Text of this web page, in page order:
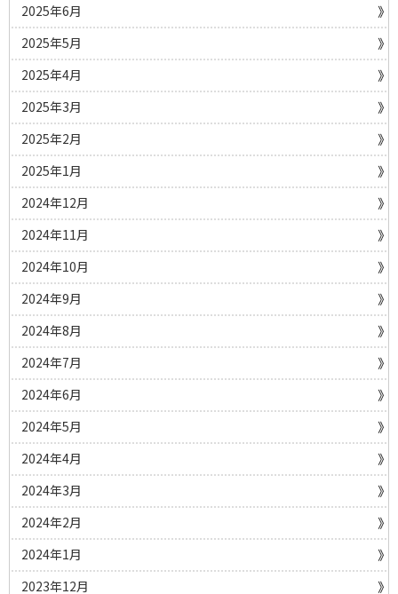
2025年6月
2025年5月
2025年4月
2025年3月
2025年2月
2025年1月
2024年12月
2024年11月
2024年10月
2024年9月
2024年8月
2024年7月
2024年6月
2024年5月
2024年4月
2024年3月
2024年2月
2024年1月
2023年12月